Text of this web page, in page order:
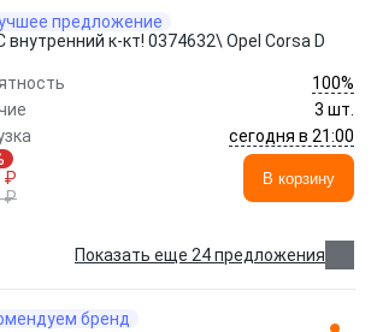
предложение
к-кт! 0374632\ Opel Corsa D
100%
3 шт.
сегодня в 21:00
₽
₽
В корзину
Показать еще 24 предложения
бренд